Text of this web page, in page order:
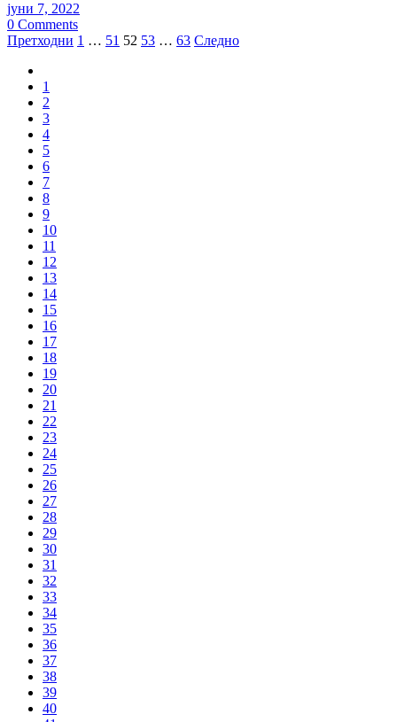
јуни 7, 2022
0 Comments
Posts
pagination
Претходни 1 … 51 52 53 … 63 Следно
1
2
3
4
5
6
7
8
9
10
11
12
13
14
15
16
17
18
19
20
21
22
23
24
25
26
27
28
29
30
31
32
33
34
35
36
37
38
39
40